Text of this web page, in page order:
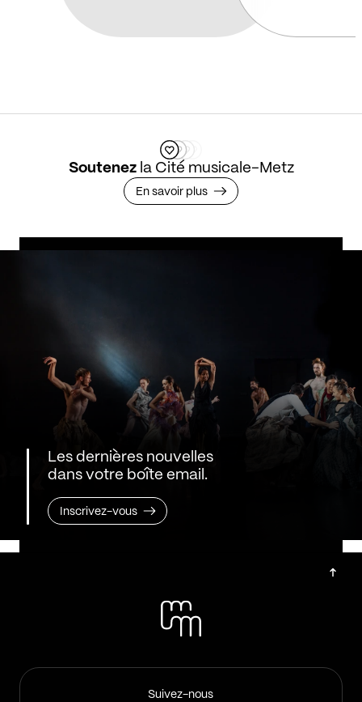
Soutenezla Cité musicale-Metz
En savoir plus
Les dernières nouvelles
dans votre boîte email.
Inscrivez-vous
Suivez-nous